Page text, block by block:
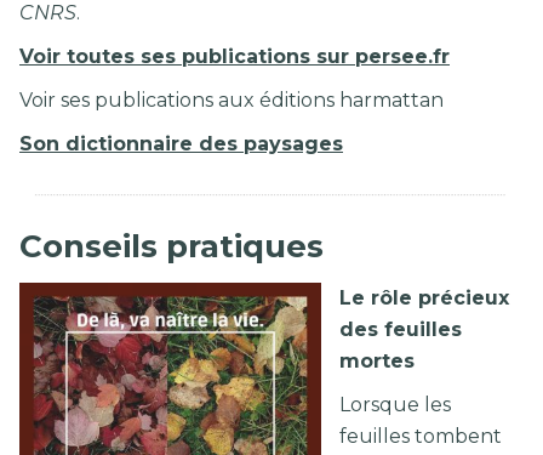
CNRS.
Voir toutes ses publications sur persee.fr
Voir ses publications aux éditions harmattan
Son dictionnaire des paysages
Conseils pratiques
Le rôle précieux
des feuilles
mortes
Lorsque les
feuilles tombent